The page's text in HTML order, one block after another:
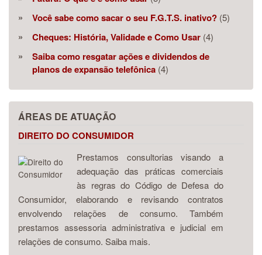
Você sabe como sacar o seu F.G.T.S. inativo? (5)
Cheques: História, Validade e Como Usar (4)
Saiba como resgatar ações e dividendos de
planos de expansão telefônica (4)
ÁREAS DE ATUAÇÃO
DIREITO DO CONSUMIDOR
Prestamos consultorias visando a
adequação das práticas comerciais
às regras do Código de Defesa do
Consumidor, elaborando e revisando contratos
envolvendo relações de consumo. Também
prestamos assessoria administrativa e judicial em
relações de consumo. Saiba mais.